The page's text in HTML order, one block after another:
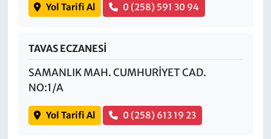
Yol Tarifi Al 0 (258) 591 30 94
TAVAS ECZANESİ
SAMANLIK MAH. CUMHURİYET CAD.
NO:1/A
Yol Tarifi Al 0 (258) 613 19 23